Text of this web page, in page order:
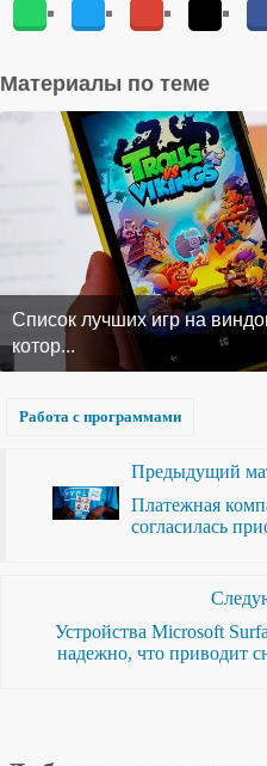
Материалы по теме
Список лучших игр на
котор...
Работа с программами
Предыдущий
Платежная
согласилась
Устройства Microsoft
надежно, что приводит